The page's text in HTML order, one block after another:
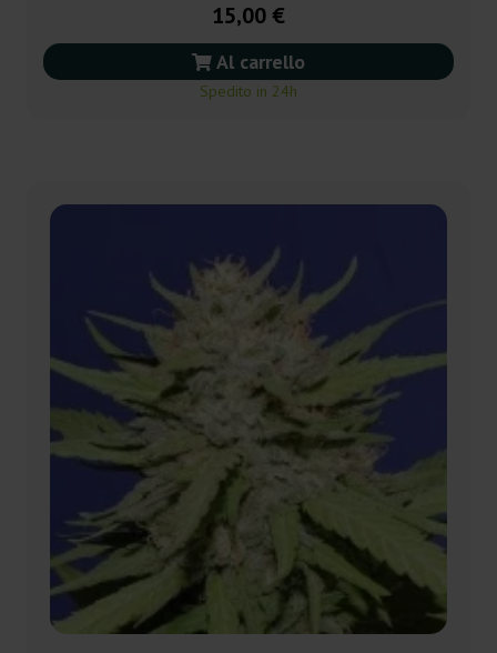
15,00 €
Al carrello
Spedito in 24h